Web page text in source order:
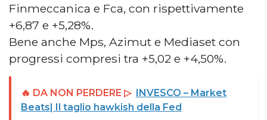
Finmeccanica e Fca, con rispettivamente
+6,87 e +5,28%.
Bene anche Mps, Azimut e Mediaset con
progressi compresi tra +5,02 e +4,50%.
🔥 DA NON PERDERE ▷ INVESCO – Market
Beats| Il taglio hawkish della Fed